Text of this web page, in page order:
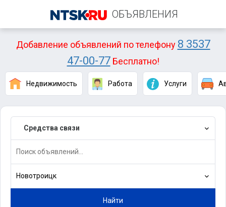
ОБЪЯВЛЕНИЯ
Добавление объявлений по телефону 8 3537
47-00-77Бесплатно!
Недвижимость Работа Услуги
Средства связи
Новотроицк
Найти